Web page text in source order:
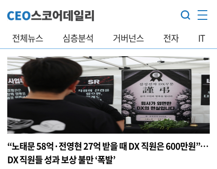
전체뉴스 심층분석 거버넌스 전자 IT
“노태문 58억·전영현 27억 받을 때 DX 직원은 600만원”…
DX 직원들 성과 보상 불만 ‘폭발’